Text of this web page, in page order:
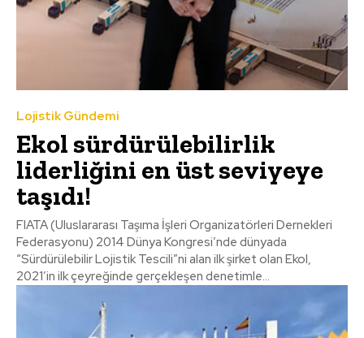
Lojistik Gündemi
Ekol sürdürülebilirlik
liderliğini en üst seviyeye
taşıdı!
FIATA (Uluslararası Taşıma İşleri Organizatörleri Dernekleri
Federasyonu) 2014 Dünya Kongresi’nde dünyada
“Sürdürülebilir Lojistik Tescili”ni alan ilk şirket olan Ekol,
2021’in ilk çeyreğinde gerçekleşen denetimle...